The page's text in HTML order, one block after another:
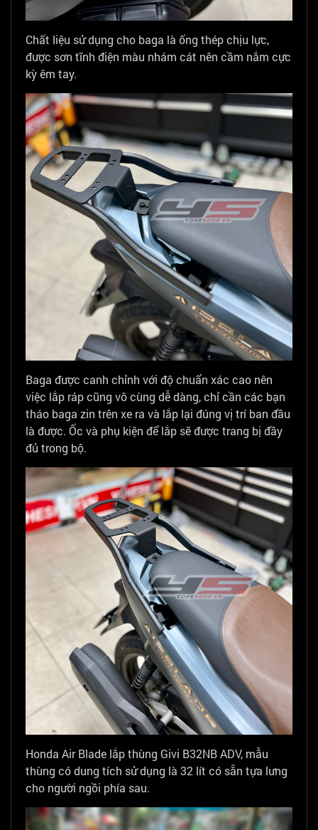
Chất liệu sử dụng cho baga là ống thép chịu lực,
được sơn tĩnh điện màu nhám cát nên cầm nắm cực
kỳ êm tay.
Baga được canh chỉnh với độ chuẩn xác cao nên
việc lắp ráp cũng vô cùng dễ dàng, chỉ cần các bạn
tháo baga zin trên xe ra và lắp lại đúng vị trí ban đầu
là được. Ốc và phụ kiện để lắp sẽ được trang bị đầy
đủ trong bộ.
Honda Air Blade lắp thùng Givi B32NB ADV, mẫu
thùng có dung tích sử dụng là 32 lít có sẵn tựa lưng
cho người ngồi phía sau.